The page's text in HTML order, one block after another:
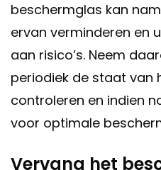
beschermglas kan
ervan verminderen en
aan risico’s. Neem
periodiek de staat van
controleren en indien
voor optimale
Vervang het